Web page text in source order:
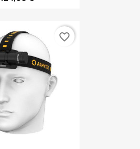
favorite_border